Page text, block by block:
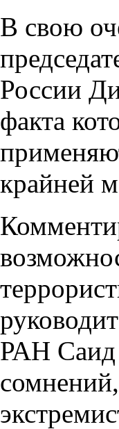
В свою
России
факта
крайней
РАН Саид